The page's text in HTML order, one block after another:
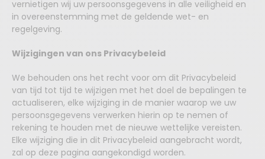
vernietigen wij uw persoonsgegevens in alle veiligheid en
in overeenstemming met de geldende wet- en
regelgeving.
Wijzigingen van ons Privacybeleid
We behouden ons het recht voor om dit Privacybeleid
van tijd tot tijd te wijzigen met het doel de bepalingen te
actualiseren, elke wijziging in de manier waarop we uw
persoonsgegevens verwerken hierin op te nemen of
rekening te houden met de nieuwe wettelijke vereisten.
Elke wijziging die in dit Privacybeleid aangebracht wordt,
zal op deze pagina aangekondigd worden.